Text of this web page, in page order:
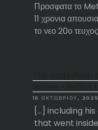
Προσφατα το
11 χρονια
το νεο 20ο
16 ΟΚΤΩΒΡΊΟΥ, 2025
[…] including
that went